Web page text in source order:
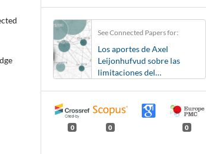
See Connected Papers for:
Los aportes de Axel
Leijonhufvud sobre las
limitaciones del
América Latina
0 0 0